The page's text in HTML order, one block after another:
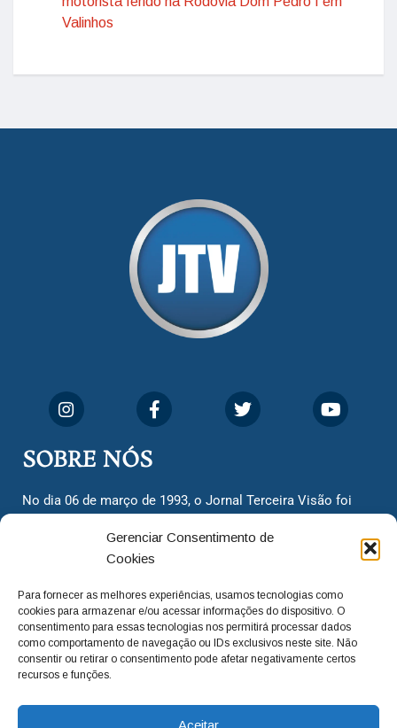
Gerenciar Consentimento de
Cookies
Para fornecer as melhores experiências, usamos tecnologias como
cookies para armazenar e/ou acessar informações do dispositivo. O
consentimento para essas tecnologias nos permitirá processar dados
como comportamento de navegação ou IDs exclusivos neste site. Não
consentir ou retirar o consentimento pode afetar negativamente certos
recursos e funções.
Aceitar
Valinhos
SOBRE NÓS
No dia 06 de março de 1993, o Jornal Terceira Visão foi
cidadãos valinhenses, já que naquela época só existiam
dois jornais. Há mais de 30 anos, o jornal continua
com o foco de trazer as melhores notícias. Nunca
deixamos de lado as necessidades do cidadão, sempre
questionando os órgãos públicos em busca de melhorias
para a cidade e sempre cobrando resoluções para casos